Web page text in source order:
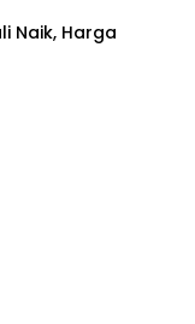
Naik, Harga